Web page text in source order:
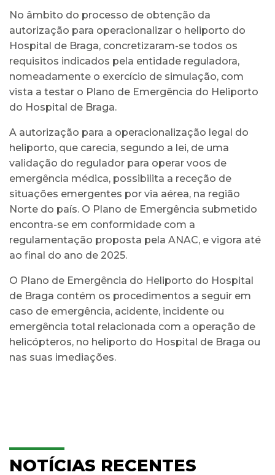
No âmbito do processo de obtenção da
autorização para operacionalizar o heliporto do
Hospital de Braga, concretizaram-se todos os
requisitos indicados pela entidade reguladora,
nomeadamente o exercício de simulação, com
vista a testar o Plano de Emergência do Heliporto
do Hospital de Braga.
A autorização para a operacionalização legal do
heliporto, que carecia, segundo a lei, de uma
validação do regulador para operar voos de
emergência médica, possibilita a receção de
situações emergentes por via aérea, na região
Norte do país. O Plano de Emergência submetido
encontra-se em conformidade com a
regulamentação proposta pela ANAC, e vigora até
ao final do ano de 2025.
O Plano de Emergência do Heliporto do Hospital
de Braga contém os procedimentos a seguir em
caso de emergência, acidente, incidente ou
emergência total relacionada com a operação de
helicópteros, no heliporto do Hospital de Braga ou
nas suas imediações.
NOTÍCIAS RECENTES